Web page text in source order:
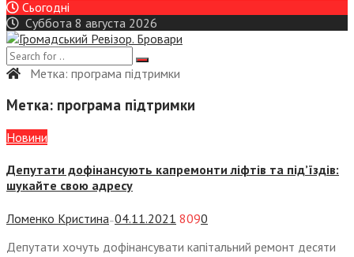
Сьогодні
Суббота 8 августа 2026
Метка: програма підтримки
Метка: програма підтримки
Новини
Депутати дофінансують капремонти ліфтів та під’їздів:
шукайте свою адресу
Ломенко Кристина —04.11.2021 8090
Депутати хочуть дофінансувати капітальний ремонт десяти